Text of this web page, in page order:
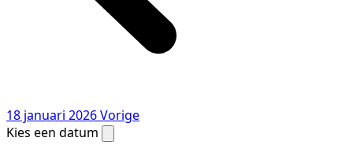
18 januari 2026Vorige
Kies een datum